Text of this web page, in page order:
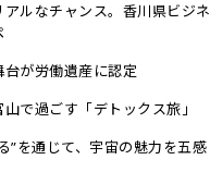
ルなチャンス。香川県ビジネ
台が労働遺産に認定
で過ごす「デトックス旅」
”を通じて、宇宙の魅力を五感